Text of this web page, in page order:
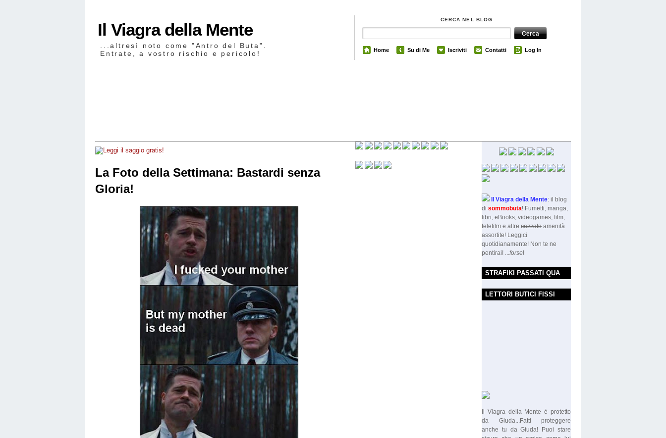
Il Viagra della Mente
...altresì noto come "Antro del Buta".
Entrate, a vostro rischio e pericolo!
CERCA NEL BLOG
Home Su di Me Iscriviti Contatti Log In
La Foto della Settimana: Bastardi senza
Gloria!
Il Viagra della Mente: il blog
di sommobuta! Fumetti, manga,
libri, eBooks, videogames, film,
telefilm e altre cazzate amenità
assortite! Leggici
quotidianamente! Non te ne
pentirai! ...forse!
STRAFIKI PASSATI QUA
LETTORI BUTICI FISSI
Il Viagra della Mente è protetto
da Giuda...Fatti proteggere
anche tu da Giuda! Puoi stare